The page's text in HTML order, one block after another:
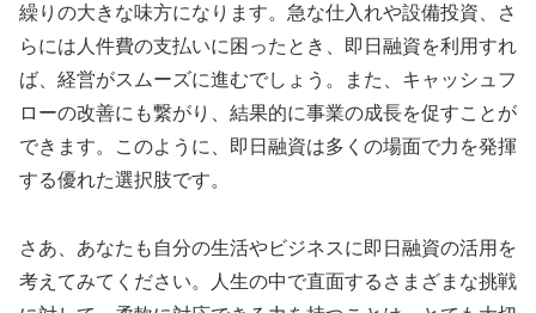
繰りの大きな味方になります。急な仕入れや設備投資、さ
らには人件費の支払いに困ったとき、即日融資を利用すれ
ば、経営がスムーズに進むでしょう。また、キャッシュフ
ローの改善にも繋がり、結果的に事業の成長を促すことが
できます。このように、即日融資は多くの場面で力を発揮
する優れた選択肢です。
さあ、あなたも自分の生活やビジネスに即日融資の活用を
考えてみてください。人生の中で直面するさまざまな挑戦